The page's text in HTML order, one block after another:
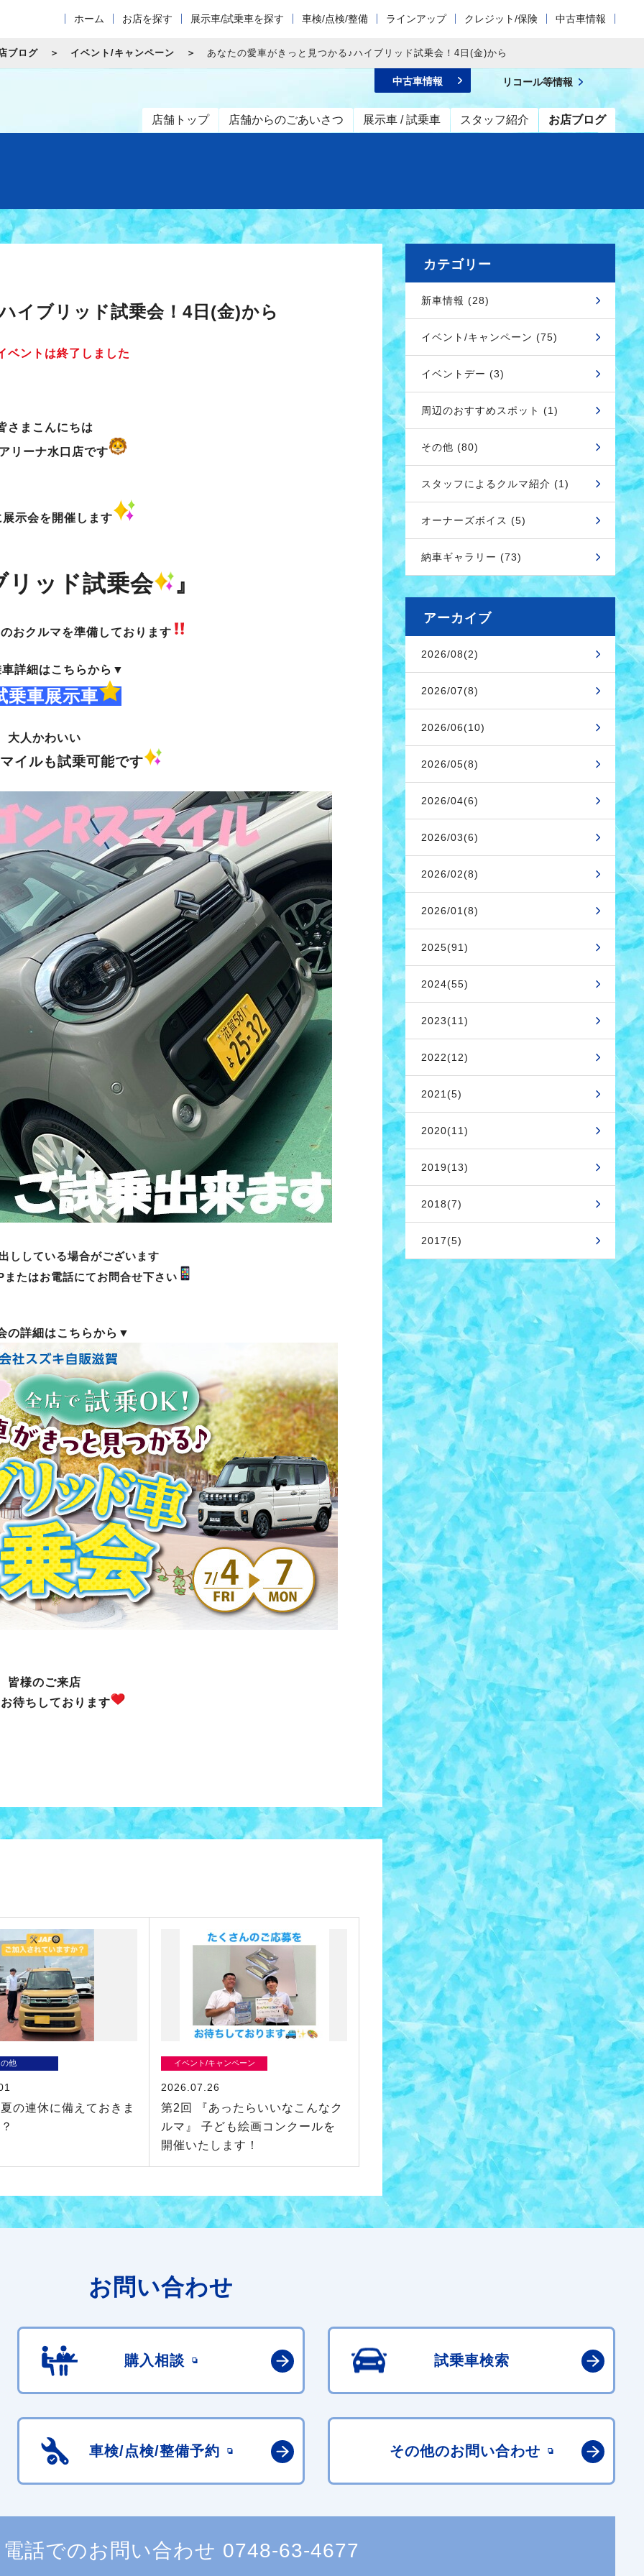
ホーム お店を探す 展示車/試乗車を探す 車検/点検/整備 ラインアップ クレジット/保険 中古車情報
ブログ イベント/キャンペーン あなたの愛車がきっと見つかる♪ハイブリッド試乗会！4日(金)から
店舗トップ 店舗からのごあいさつ 展示車 / 試乗車 スタッフ紹介 お店ブログ
中古車情報 リコール等情報
イブリッド試乗会！4日(金)から
ベントは終了しました
さまこんにちは
リーナ水口店です
示会を開催します
リッド試乗会 』
おクルマを準備しております
詳細はこちらから▼
乗車展示車
大人かわいい
イルも試乗可能です
ししている場合がございます
またはお電話にてお問合せ下さい
の詳細はこちらから▼
皆様のご来店
待ちしており ます
他
の連休に備えておきま
イベント/キャンペーン
2026.07.26
第2回 『あったらいいなこんなク
ルマ』 子ども絵画コンクールを
開催いたします！
カテゴリー
新車情報 (28)
イベント/キャンペーン (75)
イベントデー (3)
周辺のおすすめスポット (1)
その他 (80)
スタッフによるクルマ紹介 (1)
オーナーズボイス (5)
納車ギャラリー (73)
アーカイブ
2026/08(2)
2026/07(8)
2026/06(10)
2026/05(8)
2026/04(6)
2026/03(6)
2026/02(8)
2026/01(8)
2025(91)
2024(55)
2023(11)
2022(12)
2021(5)
2020(11)
2019(13)
2018(7)
2017(5)
お問い合わせ
購入相談 試乗車検索
車検/点検/整備予約 その他のお問い合わせ
電話でのお問い合わせ 0748-63-4677